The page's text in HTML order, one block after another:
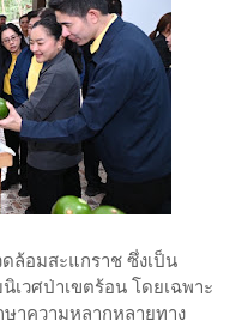
ล้อมสะแกราช ซึ่งเป็น
เวศป่าเขตร้อน โดยเฉพาะ
ษาความหลากหลายทาง